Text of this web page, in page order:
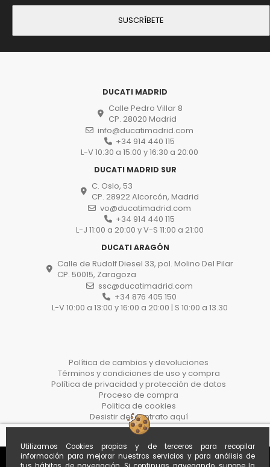
Utilizamos Cookies propias y de terceros para recopilar
información para mejorar nuestros servicios y para análisis de
DUCATI MADRID
Calle Pedro Villar 8
CP. 28020 Madrid
info@ducatimadrid.com
+34 914 440 115
L-V 10:30 a 15:00 y 16:30 a 20:00
DUCATI MADRID SUR
C. Oslo, 53
CP. 28922 Alcorcón, Madrid
vo@ducatimadrid.com
+34 914 440 115
L-J 11:00 a 20:00 y V-S 11:00 a 21:00
DUCATI ARAGÓN
Calle de Rudolf Diesel 33, pol. Molino Del Pilar
CP. 50015, Zaragoza
ssc@ducatimadrid.com
+34 876 405 150
L-V 10:00 a 13:00 y 16:00 a 20:00 | S 10:00 a 13.30
Política de cambios y devoluciones
Términos y condiciones de uso y compra
Política de privacidad y protección de datos
Proceso de compra
Politica de cookies
Desistir del contrato aquí